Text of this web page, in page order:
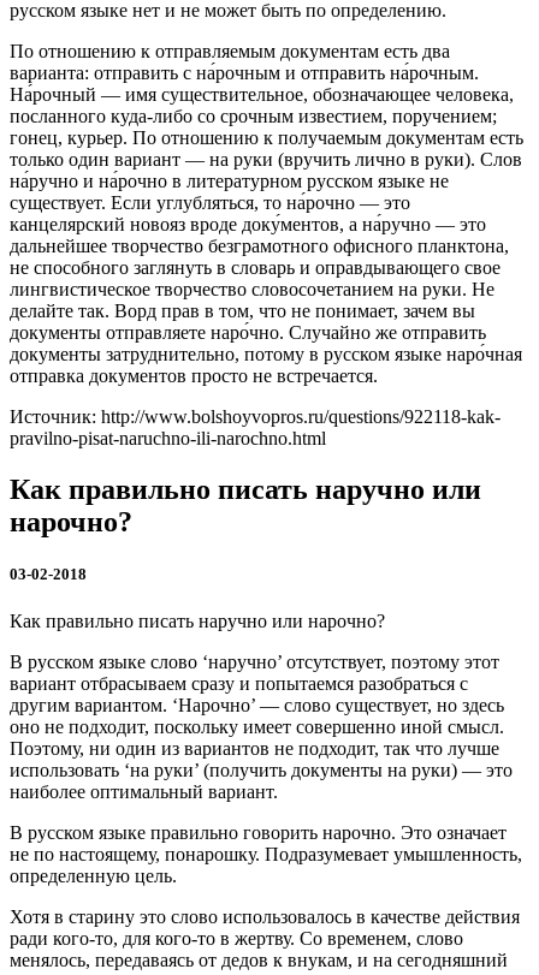
русском языке нет и не может быть по определению.
По отношению к отправляемым документам есть два
варианта: отправить с на́рочным и отправить на́рочным.
На́рочный — имя существительное, обозначающее человека,
посланного куда-либо со срочным известием, поручением;
гонец, курьер. По отношению к получаемым документам есть
только один вариант — на руки (вручить лично в руки). Слов
на́ручно и на́рочно в литературном русском языке не
существует. Если углубляться, то на́рочно — это
канцелярский новояз вроде доку́ментов, а на́ручно — это
дальнейшее творчество безграмотного офисного планктона,
не способного заглянуть в словарь и оправдывающего свое
лингвистическое творчество словосочетанием на руки. Не
делайте так. Ворд прав в том, что не понимает, зачем вы
документы отправляете наро́чно. Случайно же отправить
документы затруднительно, потому в русском языке наро́чная
отправка документов просто не встречается.
Источник: http://www.bolshoyvopros.ru/questions/922118-kak-
pravilno-pisat-naruchno-ili-narochno.html
Как правильно писать наручно или
нарочно?
03-02-2018
Как правильно писать наручно или нарочно?
В русском языке слово ‘наручно’ отсутствует, поэтому этот
вариант отбрасываем сразу и попытаемся разобраться с
другим вариантом. ‘Нарочно’ — слово существует, но здесь
оно не подходит, поскольку имеет совершенно иной смысл.
Поэтому, ни один из вариантов не подходит, так что лучше
использовать ‘на руки’ (получить документы на руки) — это
наиболее оптимальный вариант.
В русском языке правильно говорить нарочно. Это означает
не по настоящему, понарошку. Подразумевает умышленность,
определенную цель.
Хотя в старину это слово использовалось в качестве действия
ради кого-то, для кого-то в жертву. Со временем, слово
менялось, передаваясь от дедов к внукам, и на сегодняшний